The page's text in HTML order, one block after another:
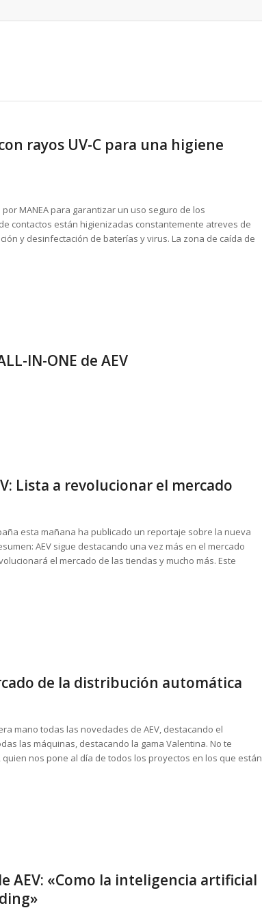
rayos UV-C para una higiene
MANEA para garantizar un uso seguro de los
contactos están higienizadas constantemente atreves de
y desinfectación de baterías y virus. La zona de caída de
IN-ONE de AEV
Lista a revolucionar el mercado
esta mañana ha publicado un reportaje sobre la nueva
AEV sigue destacando una vez más en el mercado
el mercado de las tiendas y mucho más. Este
de la distribución automática
mano todas las novedades de AEV, destacando el
las máquinas, destacando la gama Valentina. No te
quien nos pone al día de todos los proyectos en los que están
AEV: «Como la inteligencia artificial